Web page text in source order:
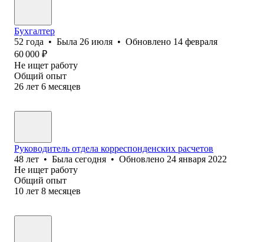
Бухгалтер
52 года • Была 26 июля • Обновлено 14 февраля
60 000 ₽
Не ищет работу
Общий опыт
26 лет 6 месяцев
Руководитель отдела корреспонденских расчетов
48 лет • Была сегодня • Обновлено 24 января 2022
Не ищет работу
Общий опыт
10 лет 8 месяцев